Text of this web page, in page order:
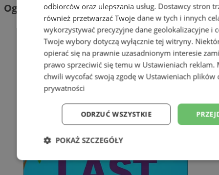
Ogłoszeniaodbiorców oraz ulepszania usług. Dostawcy stron
również przetwarzać Twoje dane w tych i innych
wykorzystywać precyzyjne dane geolokalizacyjne i
Twoje wybory dotyczą wyłącznie tej witryny.
opierać się na prawnie uzasadnionym interesie
prawo sprzeciwić się temu w Ustawieniach reklam.
chwili wycofać swoją zgodę w Ustawieniach plików
prywatności
ODRZUĆ WSZYSTKIE
POKAŻ SZCZEGÓŁY
Niezbędne Wydajność